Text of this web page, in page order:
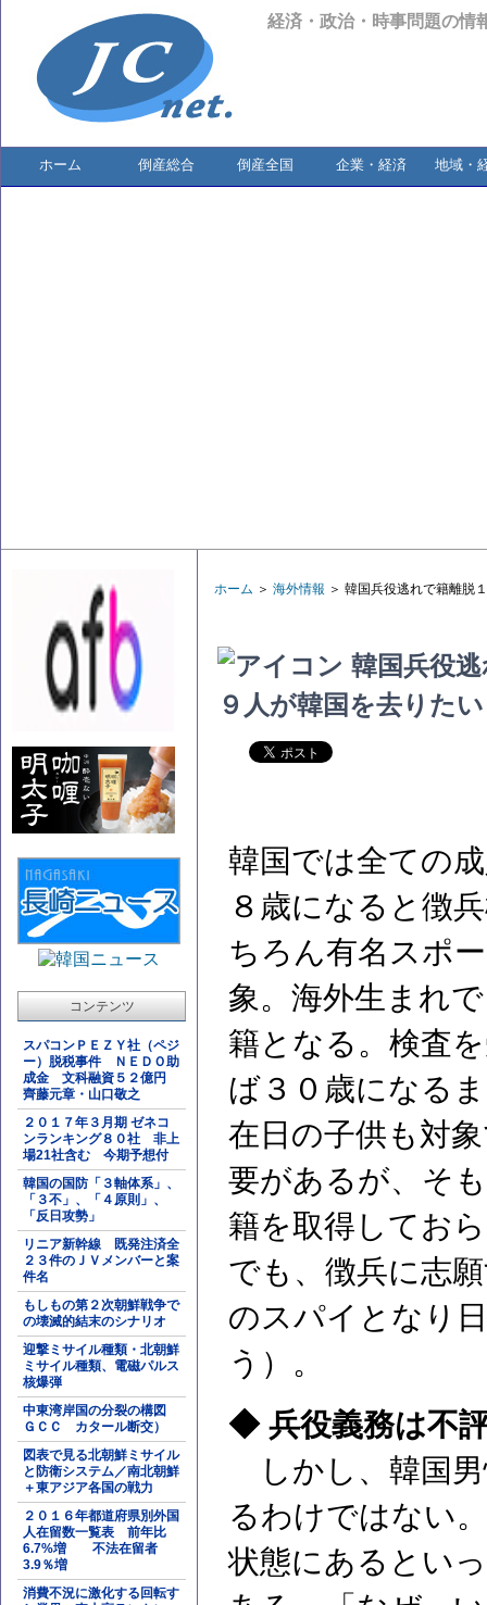
経済・政治・時事問題の情
ホーム 倒産総合 倒産全国 企業・経済 地域・
コンテンツ
スパコンＰＥＺＹ社（ペジ
ー）脱税事件 ＮＥＤＯ助
成金 文科融資５２億円
齊藤元章・山口敬之
２０１７年３月期 ゼネコ
ンランキング８０社 非上
場21社含む 今期予想付
韓国の国防「３軸体系」、
「３不」、「４原則」、
「反日攻勢」
リニア新幹線 既発注済全
２３件のＪＶメンバーと案
件名
もしもの第２次朝鮮戦争で
の壊滅的結末のシナリオ
迎撃ミサイル種類・北朝鮮
ミサイル種類、電磁パルス
核爆弾
中東湾岸国の分裂の構図
ＧＣＣ カタール断交）
図表で見る北朝鮮ミサイル
と防衛システム／南北朝鮮
＋東アジア各国の戦力
２０１６年都道府県別外国
人在留数一覧表 前年比
6.7%増 不法在留者
3.9％増
消費不況に激化する回転す
ホーム ＞ 海外情報 ＞ 韓国兵役逃れで籍離脱
韓国兵役
９人が韓国を去りた
韓国では全ての
８歳になると徴
ちろん有名スポ
象。海外生まれ
籍となる。検査
ば３０歳になる
在日の子供も対
要があるが、そ
籍を取得してお
でも、徴兵に志
のスパイとなり
う）。
◆ 兵役義務は不
しかし、韓国男
るわけではない
状態にあるとい